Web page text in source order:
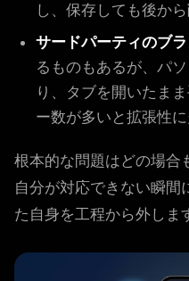
し、保存しても後か
サードパーティのブ
るものもあるが、パ
り、タブを開いたま
ー数が多いと拡張性に
根本的な問題はどの場合
自分が対応できない瞬間
た自身を工程から外しま